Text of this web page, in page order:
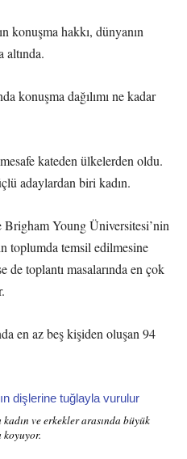
konuşma hakkı, dünyanın
altında.
konuşma dağılımı ne kadar
kateden ülkelerden oldu.
adaylardan biri kadın.
Young Üniversitesi’nin
toplumda temsil edilmesine
toplantı masalarında en çok
en az beş kişiden oluşan 94
ve erkekler arasında büyük